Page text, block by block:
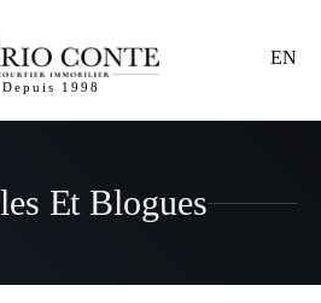
Depuis 1998
EN
Et Blogues